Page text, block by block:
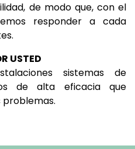
de modo que, con el
responder a cada
USTED
sistemas de
de alta eficacia que
problemas.